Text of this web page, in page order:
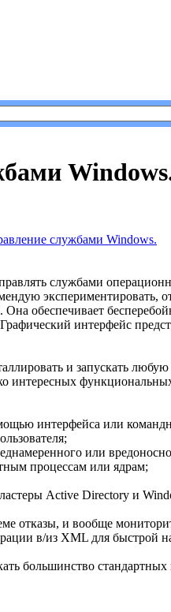
службами
экспериментировать,
обеспечивает
интерфейс
и запускать
интересных
интерфейса или
или
процессам или ядрам;
Active Directory и
отказы, и вообще
в/из XML для быстрой
большинство